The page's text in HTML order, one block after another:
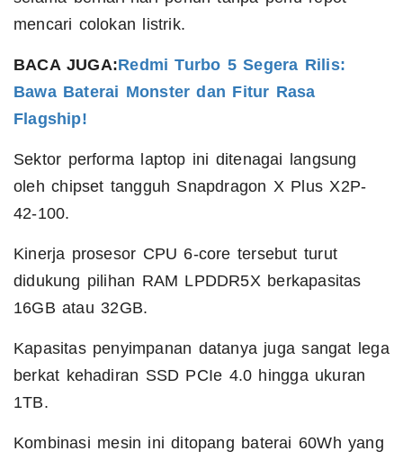
mencari colokan listrik.
BACA JUGA:Redmi Turbo 5 Segera Rilis:
Bawa Baterai Monster dan Fitur Rasa
Flagship!
Sektor performa laptop ini ditenagai langsung
oleh chipset tangguh Snapdragon X Plus X2P-
42-100.
Kinerja prosesor CPU 6-core tersebut turut
didukung pilihan RAM LPDDR5X berkapasitas
16GB atau 32GB.
Kapasitas penyimpanan datanya juga sangat lega
berkat kehadiran SSD PCIe 4.0 hingga ukuran
1TB.
Kombinasi mesin ini ditopang baterai 60Wh yang